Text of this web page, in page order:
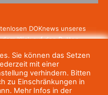
DOKnews unseres
Klick auf den Button
Wenn Sie unsere
erhalten wollen, können
Sie können das Setzen
mit einer
verhindern. Bitten
zu Einschränkungen in
Mehr Infos in der